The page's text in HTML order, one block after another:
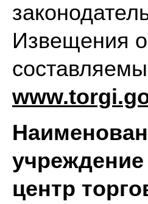
Извещения
центр